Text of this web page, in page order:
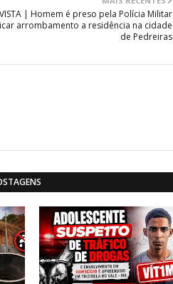
| Homem é preso pela Polícia Militar
arrombamento a residência na cidade
de Pedreiras